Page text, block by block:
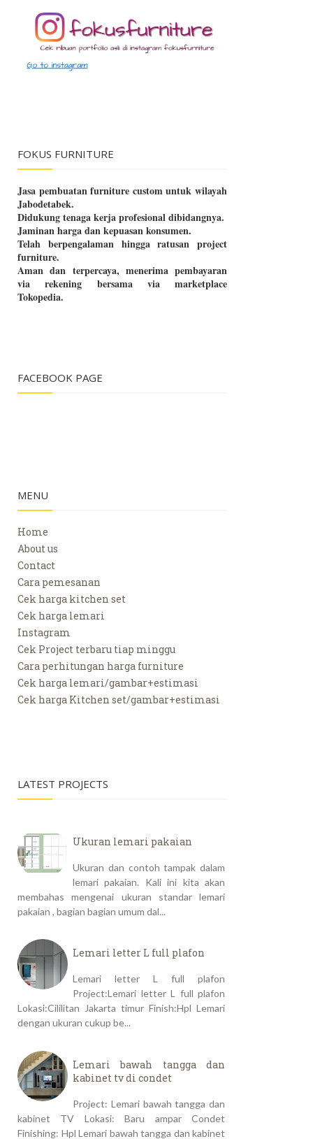
FOKUS FURNITURE
Jasa pembuatan furniture custom untuk wilayah
Jabodetabek.
Didukung tenaga kerja profesional dibidangnya.
Jaminan harga dan kepuasan konsumen.
Telah berpengalaman hingga ratusan project
furniture.
Aman dan terpercaya, menerima pembayaran
via rekening bersama via marketplace
Tokopedia.
FACEBOOK PAGE
MENU
Home
About us
Contact
Cara pemesanan
Cek harga kitchen set
Cek harga lemari
Instagram
Cek Project terbaru tiap minggu
Cara perhitungan harga furniture
Cek harga lemari/gambar+estimasi
Cek harga Kitchen set/gambar+estimasi
LATEST PROJECTS
Ukuran lemari pakaian
Ukuran dan contoh tampak dalam
lemari pakaian. Kali ini kita akan
membahas mengenai ukuran standar lemari
pakaian , bagian bagian umum dal...
Lemari letter L full plafon
Lemari letter L full plafon
Project:Lemari letter L full plafon
Lokasi:Cililitan Jakarta timur Finish:Hpl Lemari
dengan ukuran cukup be...
Lemari bawah tangga dan
kabinet tv di condet
Project: Lemari bawah tangga dan
kabinet TV Lokasi: Baru ampar Condet
Finishing: Hpl Lemari bawah tangga dan kabinet